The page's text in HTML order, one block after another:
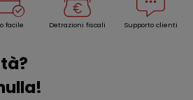
facile Detrazioni fiscali Supporto clienti